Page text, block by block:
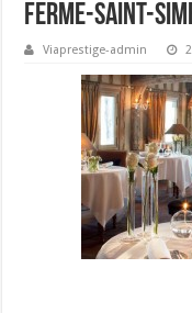
Ferme-Saint-
Viaprestige-admin